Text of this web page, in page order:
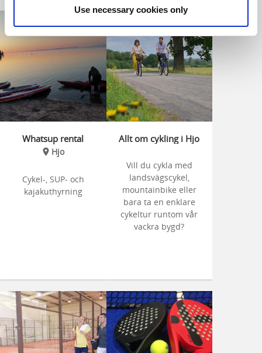
Use necessary cookies only
Whatsup rental
Hjo
Cykel-, SUP- och
kajakuthyrning
Allt om cykling i Hjo
Vill du cykla med
landsvägscykel,
mountainbike eller
bara ta en enklare
cykeltur runtom vår
vackra bygd?